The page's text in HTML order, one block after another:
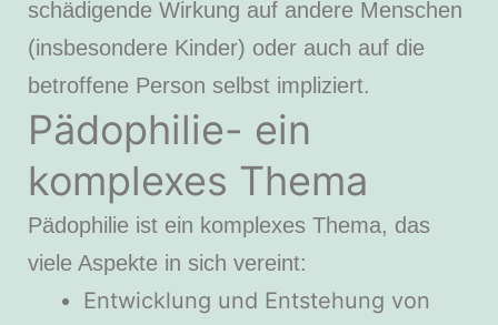
schädigende Wirkung auf andere Menschen
(insbesondere Kinder) oder auch auf die
betroffene Person selbst impliziert.
Pädophilie- ein
komplexes Thema
Pädophilie ist ein komplexes Thema, das
viele Aspekte in sich vereint:
Entwicklung und Entstehung von